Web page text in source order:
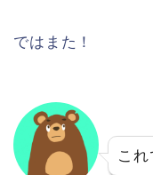
ではまた！
こ